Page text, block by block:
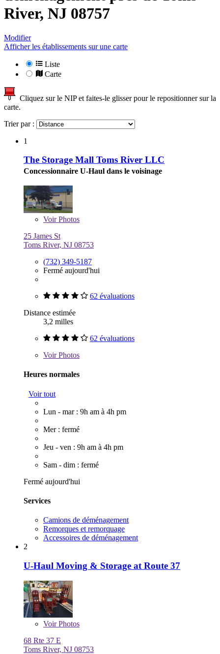
River, NJ 08757
Modifier
Afficher les établissements sur une carte
Liste
Carte
Cliquez sur le NIP et faites-le glisser pour le repositionner sur la
carte.
Trier par :
1
The Storage Mall Toms River LLC
Concessionnaire U-Haul dans le voisinage
VoirPhotos
25 James St
Toms River, NJ 08753
(732) 349-5187
Fermé aujourd'hui
62 évaluations
Distance estimée
3,2 milles
62 évaluations
VoirPhotos
Heures normales
Voir tout
Lun - mar : 9h am à 4h pm
Mer : fermé
Jeu - ven : 9h am à 4h pm
Sam - dim : fermé
Fermé aujourd'hui
Services
Camions de déménagement
Remorques et remorquage
Accessoires de déménagement
2
U-Haul Moving & Storage at Route 37
VoirPhotos
68 Rte 37 E
Toms River, NJ 08753